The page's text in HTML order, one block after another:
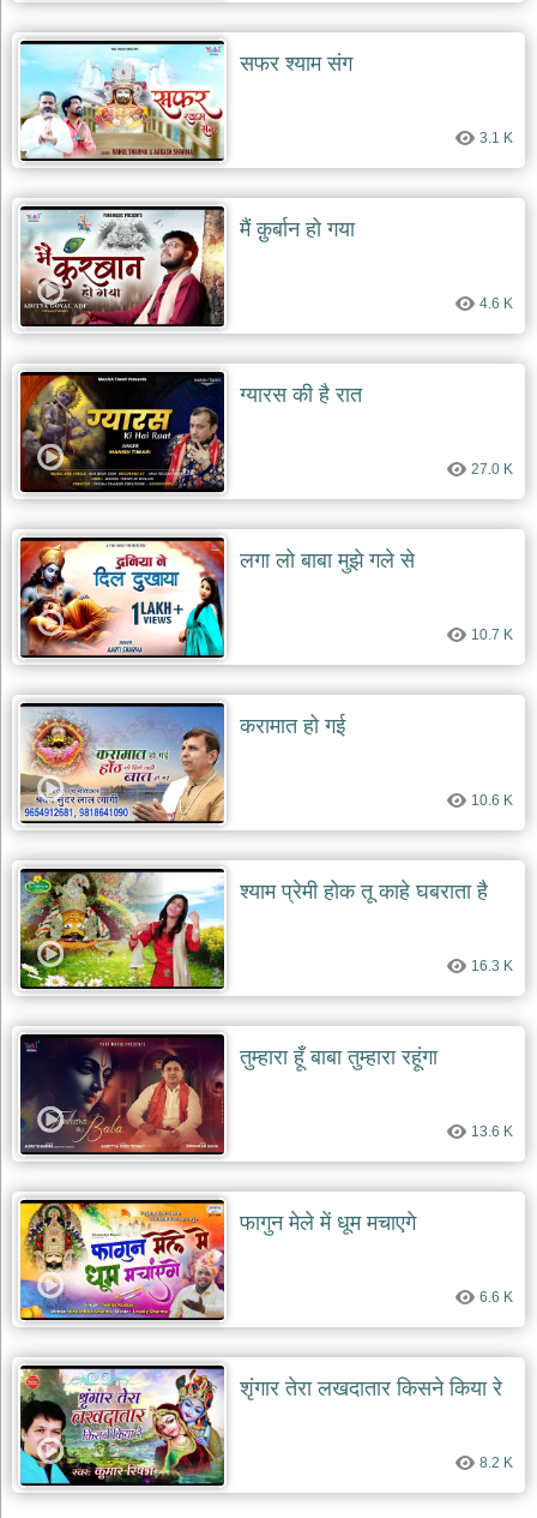
सफर श्याम संग
3.1 K
मैं क़ुर्बान हो गया
4.6 K
ग्यारस की है रात
27.0 K
लगा लो बाबा मुझे गले से
10.7 K
करामात हो गई
10.6 K
श्याम प्रेमी होक तू काहे घबराता है
16.3 K
तुम्हारा हूँ बाबा तुम्हारा रहूंगा
13.6 K
फागुन मेले में धूम मचाएगे
6.6 K
शृंगार तेरा लखदातार किसने किया रे
8.2 K